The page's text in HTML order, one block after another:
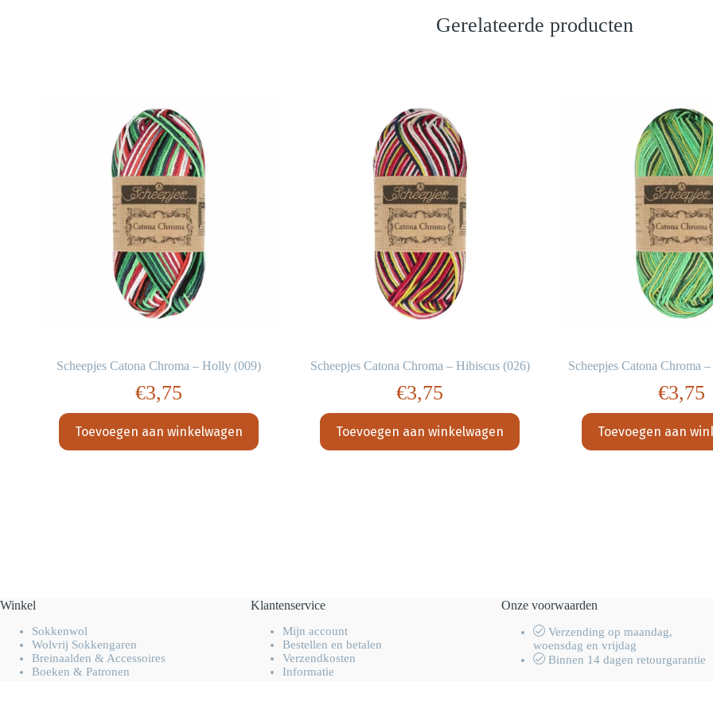
Gerelateerde producten
Scheepjes Catona Chroma – Holly (009)
€3,75
Toevoegen aan winkelwagen
Scheepjes Catona Chroma – Hibiscus (026)
€3,75
Toevoegen aan winkelwagen
Scheepjes Catona Chroma
€3,75
Toevoegen aan
Winkel
Sokkenwol
Wolvrij Sokkengaren
Breinaalden & Accessoires
Boeken & Patronen
Klantenservice
Mijn account
Bestellen en betalen
Verzendkosten
Informatie
Onze voorwaarden
Verzending op maandag,
woensdag en vrijdag
Binnen 14 dagen retourgarantie